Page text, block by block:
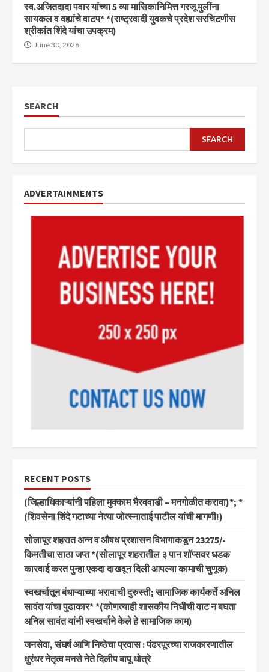
स्व.अजितदादा पवार यांच्या 5 व्या मासिकानिमित्त गरजू मुलींना
सायकल व वह्यांचे वाटप* *(राष्ट्रवादी युवकचे प्रदेश सरचिटणीस
श्रीकांत शिंदे यांचा उपक्रम)
June 30, 2026
SEARCH
SEARCH
ADVERTAINMENTS
RECENT POSTS
(जिल्हाधिकाऱ्यांनी पहिला मुक्काम भैरववाडी – मनगोळीत करावा)*; *
(शिवसेना शिंदे गटाच्या नेत्या जोत्स्नाताई पाटील यांची मागणी!)
सोलापूर शहरात अन्न व औषध प्रशासन विभागाकडून 23275/-
किमतीचा साठा जप्त *(सोलापूर शहरातील ३ पान शॉप्सवर धडक
कारवाई करत पुन्हा एकदा दाखवून दिली आपल्या कामाची चुणूक)
स्वखर्चातून बंधाऱ्याच्या भरावाची दुरुस्ती; सामाजिक कार्यकर्ते अनिल
सावंत यांचा पुढाकार* *(कोणत्याही शासकीय निधीची वाट न बघता
अनिल सावंत यांनी स्वखर्चाने केले हे सामाजिक काम)
जनसेवा, संघर्ष आणि निष्ठेचा प्रवास : पंढरपूरच्या राजकारणातील
धुरंधर नेतृत्व मनसे नेते दिलीप बापू धोत्रे